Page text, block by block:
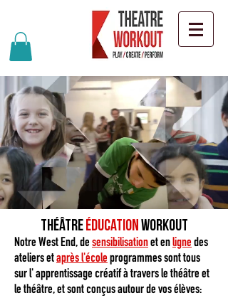
ThéâtreéducationWorkout
Notre West End, de sensibilisationet enligne des
ateliers etaprès l'école programmes sont tous
sur l' apprentissage créatif à travers le théâtre et
le théâtre, et sont conçus autour de vos élèves: